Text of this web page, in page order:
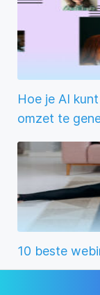
Hoe je AI
omzet te
10 beste